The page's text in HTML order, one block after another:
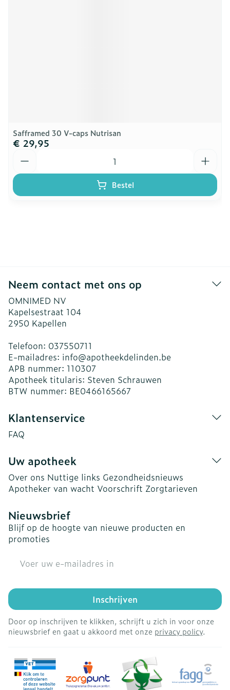
Safframed 30 V-caps Nutrisan
€ 29,95
Bestel
Neem contact met ons op
OMNIMED NV
Kapelsestraat 104
2950 Kapellen
Telefoon: 037550711
E-mailadres: info@apotheekdelinden.be
APB nummer: 110307
Apotheek titularis: Steven Schrauwen
BTW nummer: BE0466165667
Klantenservice
FAQ
Uw apotheek
Over ons Nuttige links Gezondheidsnieuws
Apotheker van wacht Voorschrift Zorgtarieven
Nieuwsbrief
Blijf op de hoogte van nieuwe producten en
promoties
Inschrijven
Door op inschrijven te klikken, schrijft u zich in voor onze
nieuwsbrief en gaat u akkoord met onze privacy policy.